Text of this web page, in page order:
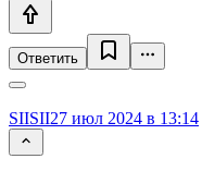
Ответить
SIISII27 июл 2024 в 13:14